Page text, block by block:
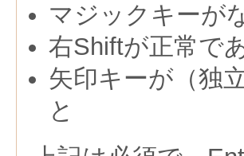
マジックキーが
右Shiftが正常で
矢印キーが（独
と